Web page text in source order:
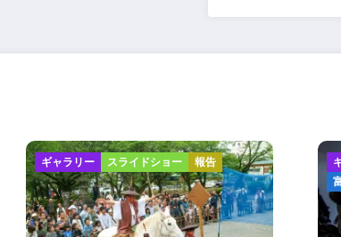
ギャラリー スライドショー
報告
富士宮市
富士山